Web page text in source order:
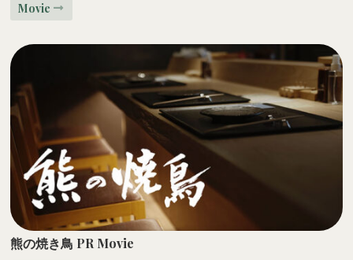
Movie
熊の焼き鳥 PR Movie